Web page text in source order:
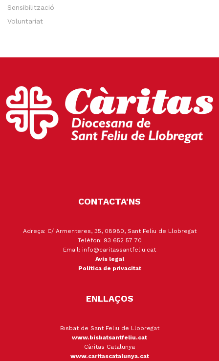
Sensibilització
Voluntariat
CONTACTA'NS
Adreça: C/ Armenteres, 35, 08980, Sant Feliu de Llobregat
Telèfon: 93 652 57 70
Email: info@caritassantfeliu.cat
Avís legal
Política de privacitat
ENLLAÇOS
Bisbat de Sant Feliu de Llobregat
www.bisbatsantfeliu.cat
Càritas Catalunya
www.caritascatalunya.cat